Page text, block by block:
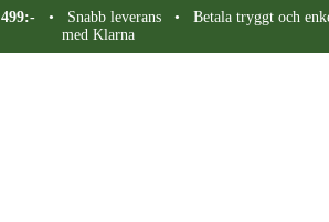
499:-• Snabb leverans • Betala tryggt och
med Klarna